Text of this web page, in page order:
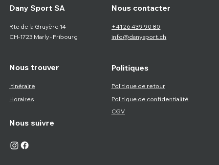
Nous trouver
Itinéraire
Dany Sport SA
Rte de la Gruyère 14
CH-1723 Marly - Fribourg
Nous suivre
Horaires
Politiques
Politique de retour
Nous contacter
+41 26 439 90 80
info@danysport.ch
Politique de confidentialité
CGV